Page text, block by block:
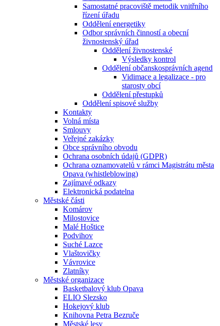
Samostatné pracoviště metodik vnitřního
řízení úřadu
Oddělení energetiky
Odbor správních činností a obecní
živnostenský úřad
Oddělení živnostenské
Výsledky kontrol
Oddělení občanskosprávních agend
Vidimace a legalizace - pro
starosty obcí
Oddělení přestupků
Oddělení spisové služby
Kontakty
Volná místa
Smlouvy
Veřejné zakázky
Obce správního obvodu
Ochrana osobních údajů (GDPR)
Ochrana oznamovatelů v rámci Magistrátu města
Opava (whistleblowing)
Zajímavé odkazy
Elektronická podatelna
Městské části
Komárov
Milostovice
Malé Hoštice
Podvihov
Suché Lazce
Vlaštovičky
Vávrovice
Zlatníky
Městské organizace
Basketbalový klub Opava
ELIO Slezsko
Hokejový klub
Knihovna Petra Bezruče
Městské lesy